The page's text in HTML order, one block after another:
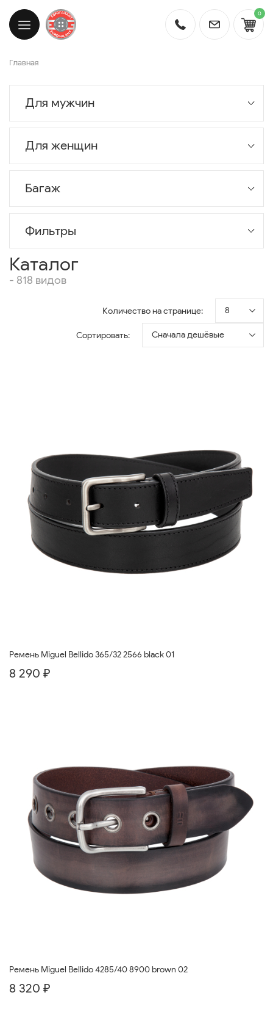
0
Главная
Для мужчин
Для женщин
Багаж
Фильтры
Каталог
- 818 видов
Количество на странице: 8
Сортировать: Сначала дешёвые
Ремень Miguel Bellido 365/32 2566 black 01
8 290 ₽
Ремень Miguel Bellido 4285/40 8900 brown 02
8 320 ₽